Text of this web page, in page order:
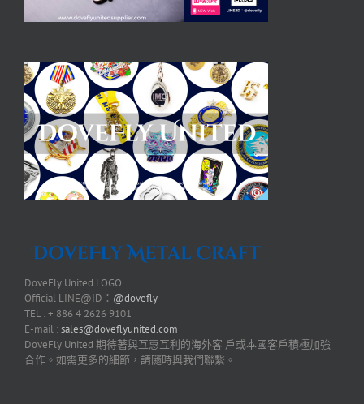
DoveFly United LOGO
Official LINE@ID： @dovefly
TEL : + 886 4 2626 9101
E-mail :sales@doveflyunited.com
DoveFly United 期待著與互惠互利的海外客 戶或本國客戶積極加強
合作。如需更多的細節，請隨時與我們聯繫。